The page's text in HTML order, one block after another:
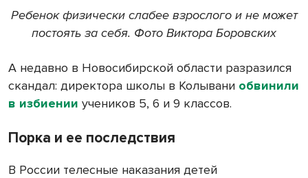
Ребенок физически слабее взрослого и не может
постоять за себя. Фото Виктора Боровских
А недавно в Новосибирской области разразился
скандал: директора школы в Колывани обвинили
в избиении учеников 5, 6 и 9 классов.
Порка и ее последствия
В России телесные наказания детей